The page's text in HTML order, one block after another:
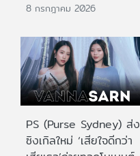
8 กรกฎาคม 2026
PS (Purse Sydney) ส่ง
ซิงเกิลใหม่ ‘เสียใจดีกว่า